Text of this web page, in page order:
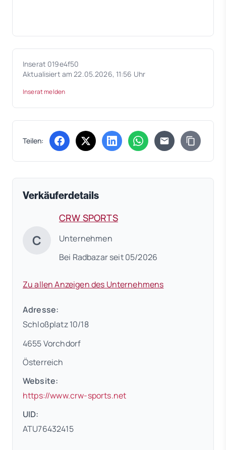
Inserat 019e4f50
Aktualisiert am 22.05.2026, 11:56 Uhr
Inserat melden
Teilen: (öffnet in neuem Tab)
(öffnet in neuem Tab)
(öffnet in neuem Tab)
(öffnet in neuem Tab)
Verkäuferdetails
C
CRW SPORTS
Unternehmen
Bei Radbazar seit 05/2026
Zu allen Anzeigen des Unternehmens
Adresse:
Schloßplatz 10/18
4655 Vorchdorf
Österreich
Website:
https://www.crw-sports.net(öffnet in neuem Tab)
UID:
ATU76432415